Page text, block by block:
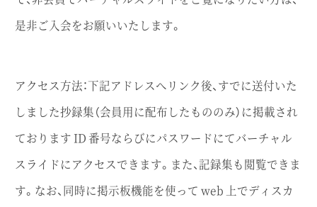
是非ご入会をお願いいたします。
アクセス方法：下記アドレスへリンク後、すでに送付いた
しました抄録集（会員用に配布したもののみ）に掲載され
ております ID 番号ならびにパスワードにてバーチャル
スライドにアクセスできます。また、記録集も閲覧できま
す。なお、同時に掲示板機能を使って web 上でディスカ